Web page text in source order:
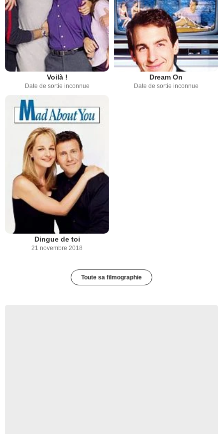
Voilà !
Date de sortie inconnue
Dream On
Date de sortie inconnue
Dingue de toi
21 novembre 2018
Toute sa filmographie